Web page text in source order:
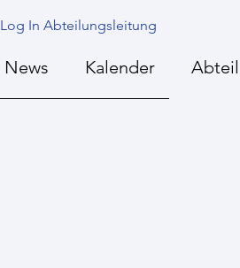
Log In Abteilungsleitung
News Kalender